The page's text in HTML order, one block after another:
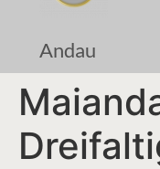
Andau